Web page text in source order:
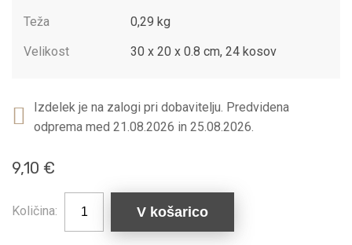
Teža
0,29 kg
Velikost
30 x 20 x 0.8 cm, 24 kosov
Izdelek je na zalogi pri dobavitelju. Predvidena
odprema med 21.08.2026 in 25.08.2026.
9,10 €
Količina: V košarico